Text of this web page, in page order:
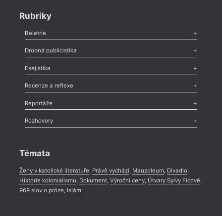
Rubriky
Beletrie
Poezie,Próza,Dokumenty
Drobná publicistika
Odlesk
Nekrolog,Glosa,Sloupek,Pozvánka,Literární soutěž,
Esejistika
Esej , Pádlo,Úvaha
Recenze a reflexe
Recenze
Méně slov o próze,Celá rubrika
Reportáže
Literární zítřky
Celá rubrika
Rozhovory
Témata
Ženy v katolické literatuře, Právě vychází, Mauzoleum, Divadlo,
Historie kolonialismu, Dokument, Výroční ceny, Útvary Sylvy Ficové,
969 slov o próze, Islám